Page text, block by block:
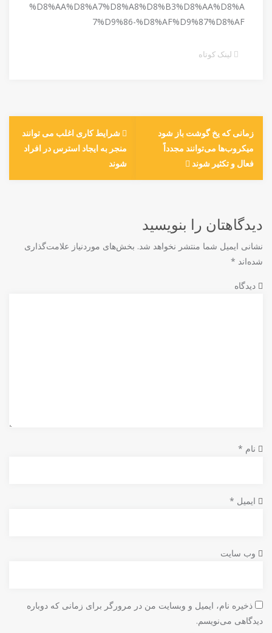
%D8%AA%D8%A7%D8%A8%D8%B3%D8%AA%D8%A
7%D9%86-%D8%AF%D9%87%D8%AF
لینک کوتاه
شرایط کاری اغلب می توانند
منجر به ایجاد استرس در افراد
شوند
زمانی که یخ گوشت باز شود
میکروب‌ها می‌توانند مجدداً
فعال و تکثیر شوند
دیدگاهتان را بنویسید
نشانی ایمیل شما منتشر نخواهد شد. بخش‌های موردنیاز علامت‌گذاری
شده‌اند *
دیدگاه
نام *
ایمیل *
وب‌ سایت
ذخیره نام، ایمیل و وبسایت من در مرورگر برای زمانی که دوباره
دیدگاهی می‌نویسم.